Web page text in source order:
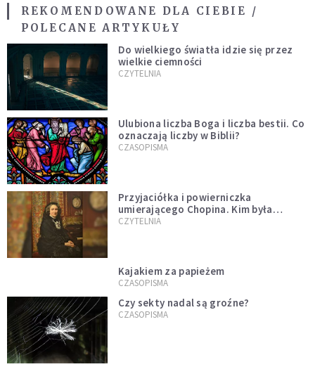
REKOMENDOWANE DLA CIEBIE /
POLECANE ARTYKUŁY
Do wielkiego światła idzie się przez
wielkie ciemności
CZYTELNIA
Ulubiona liczba Boga i liczba bestii. Co
oznaczają liczby w Biblii?
CZASOPISMA
Przyjaciółka i powierniczka
umierającego Chopina. Kim była
Marcelina Czartoryska?
CZYTELNIA
Kajakiem za papieżem
CZASOPISMA
Czy sekty nadal są groźne?
CZASOPISMA